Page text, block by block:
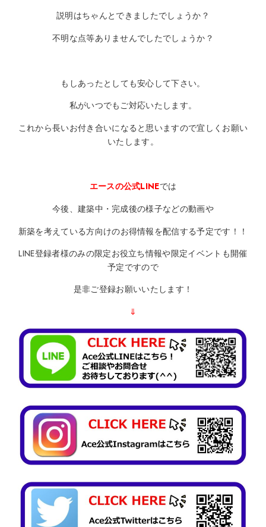
説明はちゃんとできましたでしょうか？
不明な点等ありませんでしたでしょうか？
もしあったとしても安心して下さい。
私がいつでもご対応いたします。
これから長いお付き合いになると思いますので宜しくお願い
いたします。
エースの公式LINEでは
今後、建築中・完成後の様子などの動画や
新築を考えている方向けのお得情報を配信する予定です！！
LINE登録者様のみの限定お役立ち情報や限定イベントも開催
予定ですので
是非ご登録お願いいたします！
⇓